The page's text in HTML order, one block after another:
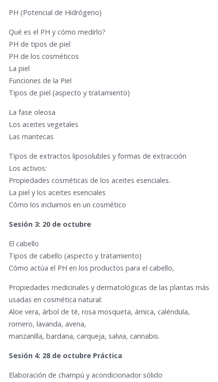
PH (Potencial de Hidrógeno)
Qué es el PH y cómo medirlo?
PH de tipos de piel
PH de los cosméticos
La piel
Funciones de la Piel
Tipos de piel (aspecto y tratamiento)
La fase oleosa
Los aceites vegetales
Las mantecas
Tipos de extractos liposolubles y formas de extracción
Los activos:
Propiedades cosméticas de los aceites esenciales.
La piel y los aceites esenciales
Cómo los incluimos en un cosmético
Sesión 3: 20 de octubre
El cabello
Tipos de cabello (aspecto y tratamiento)
Cómo actúa el PH en los productos para el cabello,
Propiedades medicinales y dermatológicas de las plantas más
usadas en cosmética natural:
Aloe vera, árbol de té, rosa mosqueta, árnica, caléndula,
romero, lavanda, avena,
manzanilla, bardana, carqueja, salvia, cannabis.
Sesión 4: 28 de octubre Práctica
Elaboración de champú y acondicionador sólido